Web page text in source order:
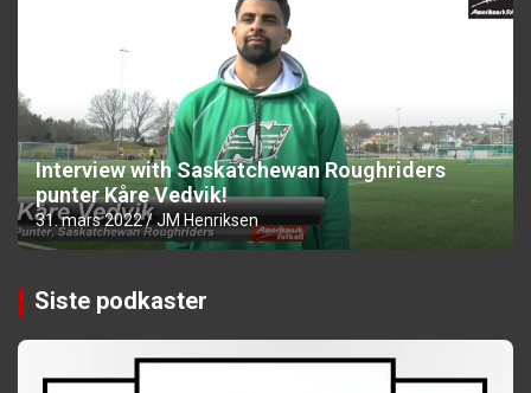
Interview with Saskatchewan Roughriders
punter Kåre Vedvik!
31. mars 2022 JM Henriksen
Siste podkaster